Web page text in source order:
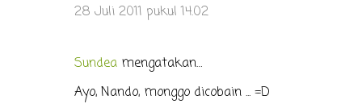
28 Juli 2011 pukul 14.02
Sundea mengatakan…
Ayo, Nando, monggo dicobain ... =D